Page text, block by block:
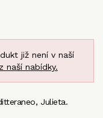
již není v naší
z naší nabídky.
Julieta.